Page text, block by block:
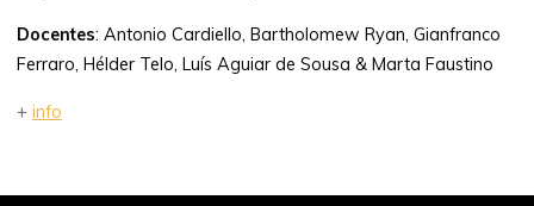
Docentes: Antonio Cardiello, Bartholomew Ryan, Gianfranco
Ferraro, Hélder Telo, Luís Aguiar de Sousa & Marta Faustino
+info